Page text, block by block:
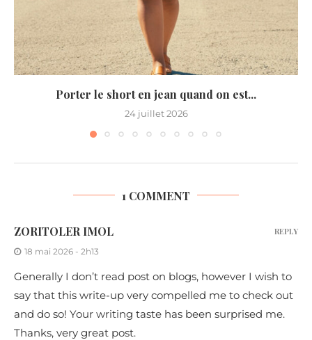
Porter le short en jean quand on est...
24 juillet 2026
1 COMMENT
ZORITOLER IMOL
18 mai 2026 - 2h13
Generally I don’t read post on blogs, however I wish to
say that this write-up very compelled me to check out
and do so! Your writing taste has been surprised me.
Thanks, very great post.
REPLY